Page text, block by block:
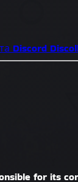
Discord
for its